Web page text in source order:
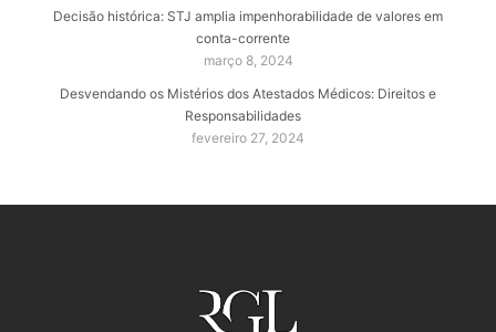
Decisão histórica: STJ amplia impenhorabilidade de valores em
conta-corrente
março 8, 2024
Desvendando os Mistérios dos Atestados Médicos: Direitos e
Responsabilidades
fevereiro 27, 2024